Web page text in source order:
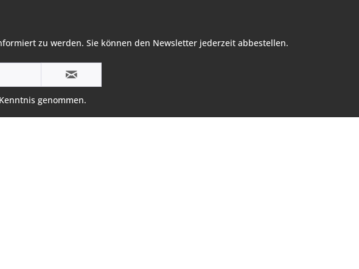
zu werden. Sie können den Newsletter jederzeit abbestellen.
genommen.